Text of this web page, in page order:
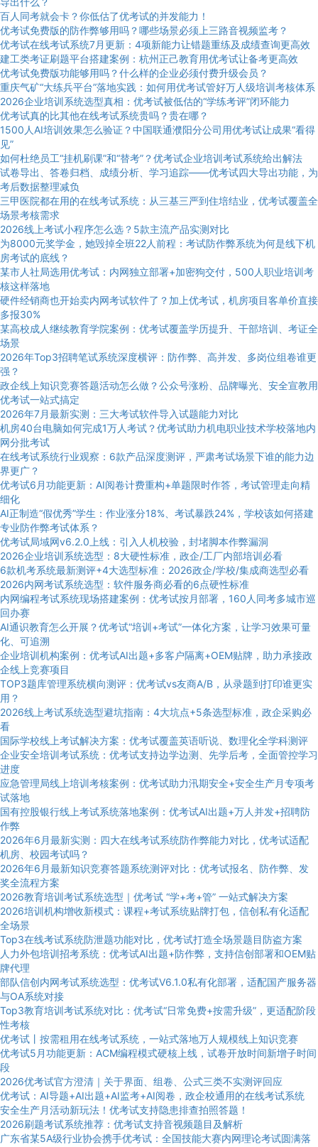
百人同考就会卡？你低估了优考试的并发能力！
优考试免费版的防作弊够用吗？哪些场景必须上三路音视频监考？
优考试在线考试系统7月更新：4项新能力让错题重练及成绩查询更高效
建工类考证刷题平台搭建案例：杭州正己教育用优考试让备考更高效
优考试免费版功能够用吗？什么样的企业必须付费升级会员？
重庆气矿“大练兵平台”落地实践：如何用优考试管好万人级培训考核体系
2026企业培训系统选型真相：优考试被低估的“学练考评”闭环能力
优考试真的比其他在线考试系统贵吗？贵在哪？
1500人AI培训效果怎么验证？中国联通濮阳分公司用优考试让成果“看得
见”
如何杜绝员工“挂机刷课”和“替考”？优考试企业培训考试系统给出解法
试卷导出、答卷归档、成绩分析、学习追踪——优考试四大导出功能，为
考后数据整理减负
三甲医院都在用的在线考试系统：从三基三严到住培结业，优考试覆盖全
场景考核需求
2026线上考试小程序怎么选？5款主流产品实测对比
为8000元奖学金，她毁掉全班22人前程：考试防作弊系统为何是线下机
房考试的底线？
某市人社局选用优考试：内网独立部署+加密狗交付，500人职业培训考
核这样落地
硬件经销商也开始卖内网考试软件了？加上优考试，机房项目客单价直接
多报30%
某高校成人继续教育学院案例：优考试覆盖学历提升、干部培训、考证全
场景
2026年Top3招聘笔试系统深度横评：防作弊、高并发、多岗位组卷谁更
强？
政企线上知识竞赛答题活动怎么做？公众号涨粉、品牌曝光、安全宣教用
优考试一站式搞定
2026年7月最新实测：三大考试软件导入试题能力对比
机房40台电脑如何完成1万人考试？优考试助力机电职业技术学校落地内
网分批考试
在线考试系统行业观察：6款产品深度测评，严肃考试场景下谁的能力边
界更广？
优考试6月功能更新：AI阅卷计费重构+单题限时作答，考试管理走向精
细化
AI正制造“假优秀”学生：作业涨分18%、考试暴跌24%，学校该如何搭建
专业防作弊考试体系？
优考试局域网v6.2.0上线：引入人机校验，封堵脚本作弊漏洞
2026企业培训系统选型：8大硬性标准，政企/工厂内部培训必看
6款机考系统最新测评+4大选型标准：2026政企/学校/集成商选型必看
2026内网考试系统选型：软件服务商必看的6点硬性标准
内网编程考试系统现场搭建案例：优考试按月部署，160人同考多城市巡
回办赛
AI通识教育怎么开展？优考试“培训+考试”一体化方案，让学习效果可量
化、可追溯
企业培训机构案例：优考试AI出题+多客户隔离+OEM贴牌，助力承接政
企线上竞赛项目
TOP3题库管理系统横向测评：优考试vs友商A/B，从录题到打印谁更实
用？
2026线上考试系统选型避坑指南：4大坑点+5条选型标准，政企采购必
看
国际学校线上考试解决方案：优考试覆盖英语听说、数理化全学科测评
企业安全培训考试系统：优考试支持边学边测、先学后考，全面管控学习
进度
应急管理局线上培训考核案例：优考试助力汛期安全+安全生产月专项考
试落地
国有控股银行线上考试系统落地案例：优考试AI出题+万人并发+招聘防
作弊
2026年6月最新实测：四大在线考试系统防作弊能力对比，优考试适配
机房、校园考试吗？
2026年6月最新知识竞赛答题系统测评对比：优考试报名、防作弊、发
奖全流程方案
2026教育培训考试系统选型｜优考试 “学+考+管” 一站式解决方案
2026培训机构增收新模式：课程+考试系统贴牌打包，信创私有化适配
全场景
Top3在线考试系统防泄题功能对比，优考试打造全场景题目防盗方案
人力外包培训招考系统：优考试AI出题+防作弊，支持信创部署和OEM贴
牌代理
部队信创内网考试系统选型：优考试V6.1.0私有化部署，适配国产服务器
与OA系统对接
Top3教育培训考试系统对比：优考试“日常免费+按需升级”，更适配阶段
性考核
优考试丨按需租用在线考试系统，一站式落地万人规模线上知识竞赛
优考试5月功能更新：ACM编程模式硬核上线，试卷开放时间新增子时间
段
2026优考试官方澄清｜关于界面、组卷、公式三类不实测评回应
优考试：AI导题+AI出题+AI监考+AI阅卷，政企校通用的在线考试系统
安全生产月活动新玩法！优考试支持隐患排查拍照答题！
2026刷题考试系统推荐：优考试支持音视频题目及解析
广东省某5A级行业协会携手优考试：全国技能大赛内网理论考试圆满落